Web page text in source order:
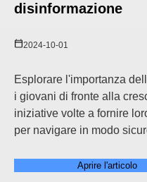
disinformazione
2024-10-01
Esplorare l'importanza
i giovani di fronte alla
iniziative volte a fornire
per navigare in modo
Aprire l'articolo